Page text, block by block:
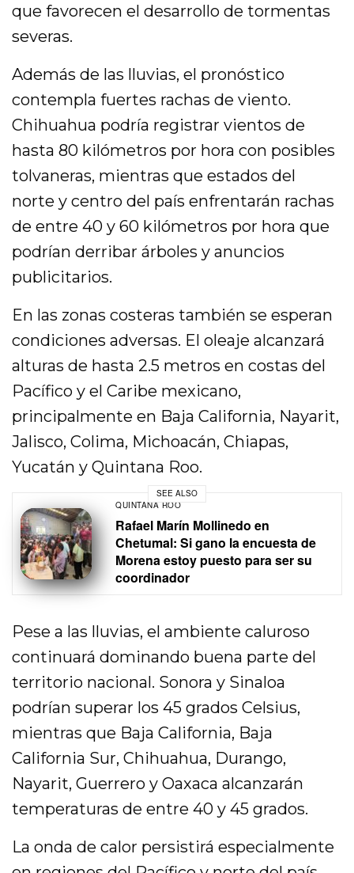
que favorecen el desarrollo de tormentas
severas.
Además de las lluvias, el pronóstico
contempla fuertes rachas de viento.
Chihuahua podría registrar vientos de
hasta 80 kilómetros por hora con posibles
tolvaneras, mientras que estados del
norte y centro del país enfrentarán rachas
de entre 40 y 60 kilómetros por hora que
podrían derribar árboles y anuncios
publicitarios.
En las zonas costeras también se esperan
condiciones adversas. El oleaje alcanzará
alturas de hasta 2.5 metros en costas del
Pacífico y el Caribe mexicano,
principalmente en Baja California, Nayarit,
Jalisco, Colima, Michoacán, Chiapas,
Yucatán y Quintana Roo.
SEE ALSO
QUINTANA ROO
Rafael Marín Mollinedo en
Chetumal: Si gano la encuesta de
Morena estoy puesto para ser su
coordinador
Pese a las lluvias, el ambiente caluroso
continuará dominando buena parte del
territorio nacional. Sonora y Sinaloa
podrían superar los 45 grados Celsius,
mientras que Baja California, Baja
California Sur, Chihuahua, Durango,
Nayarit, Guerrero y Oaxaca alcanzarán
temperaturas de entre 40 y 45 grados.
La onda de calor persistirá especialmente